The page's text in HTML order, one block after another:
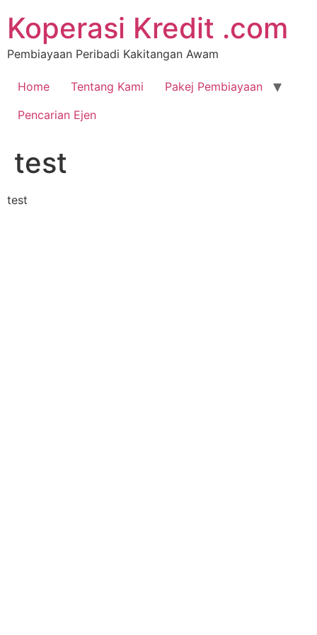
Koperasi Kredit .com
Pembiayaan Peribadi Kakitangan Awam
Home Tentang Kami
Pakej Pembiayaan
Pencarian Ejen
test
test